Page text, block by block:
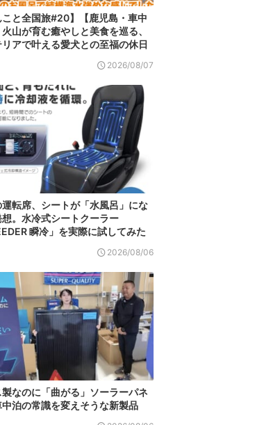
こと全国旅#20】【鹿児島・車中
山が育む癒やしと美食を巡る、
アで叶える愛犬との至福の休日
2026/08/07
転席、シートが「水風呂」にな
想。水冷式シートクーラー
瞬冷」を実際に試してみた
2026/08/06
製なのに「曲がる」ソーラーパネ
中泊の常識を変えそうな新製品